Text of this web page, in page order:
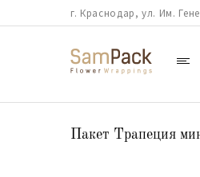
г. Краснодар, ул. Им.
Пакет Трапеция